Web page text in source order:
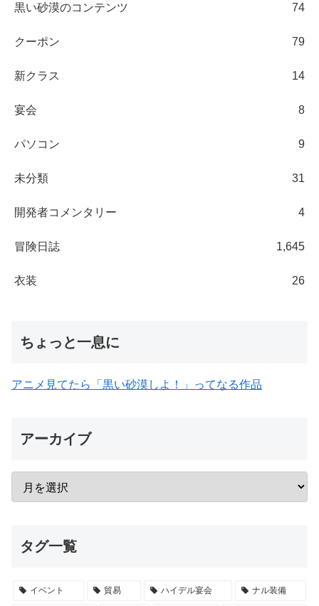
黒い砂漠のコンテンツ 74
クーポン 79
新クラス 14
宴会 8
パソコン 9
未分類 31
開発者コメンタリー 4
冒険日誌 1,645
衣装 26
ちょっと一息に
アニメ見てたら「黒い砂漠しよ！」ってなる作品
アーカイブ
タグ一覧
イベント 貿易 ハイデル宴会 ナル装備